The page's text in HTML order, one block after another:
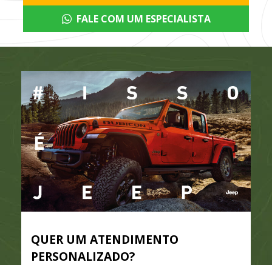
FALE COM UM ESPECIALISTA
QUER UM ATENDIMENTO
PERSONALIZADO?